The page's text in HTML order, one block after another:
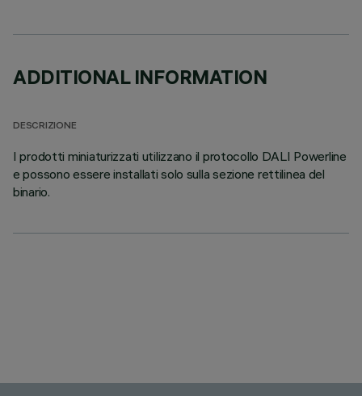
ADDITIONAL INFORMATION
DESCRIZIONE
I prodotti miniaturizzati utilizzano il protocollo DALI Powerline
e possono essere installati solo sulla sezione rettilinea del
binario.